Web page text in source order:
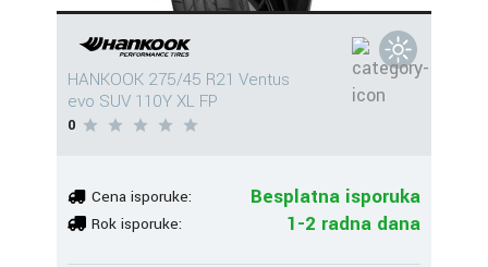
HANKOOK 275/45 R21 Ventus
evo SUV 110Y XL FP
0
Cena isporuke: Besplatna isporuka
Rok isporuke: 1-2 radna dana